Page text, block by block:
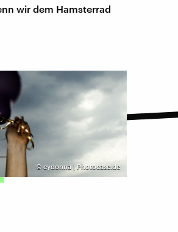
wir dem Hamsterrad
© cydonna | Photocase.de